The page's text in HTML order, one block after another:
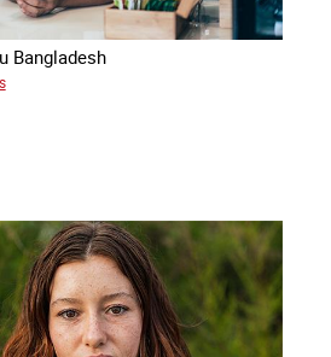
Bangladesh
sur